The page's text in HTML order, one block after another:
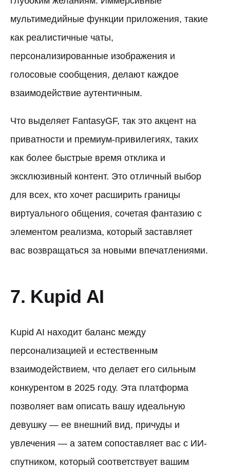
мультимедийные функции приложения, такие
как реалистичные чаты,
персонализированные изображения и
голосовые сообщения, делают каждое
взаимодействие аутентичным.
Что выделяет FantasyGF, так это акцент на
приватности и премиум-привилегиях, таких
как более быстрые время отклика и
эксклюзивный контент. Это отличный выбор
для всех, кто хочет расширить границы
виртуального общения, сочетая фантазию с
элементом реализма, который заставляет
вас возвращаться за новыми впечатлениями.
7. Kupid AI
Kupid AI находит баланс между
персонализацией и естественным
взаимодействием, что делает его сильным
конкурентом в 2025 году. Эта платформа
позволяет вам описать вашу идеальную
девушку — ее внешний вид, причуды и
увлечения — а затем сопоставляет вас с ИИ-
спутником, который соответствует вашим